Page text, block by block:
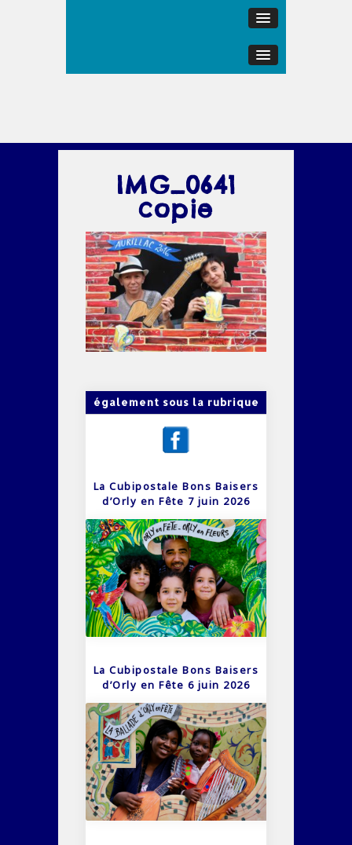
IMG_0641
copie
également sous la rubrique
La Cubipostale Bons Baisers
d’Orly en Fête 7 juin 2026
La Cubipostale Bons Baisers
d’Orly en Fête 6 juin 2026